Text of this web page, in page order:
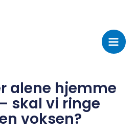
alene hjemme
skal vi ringe
voksen?